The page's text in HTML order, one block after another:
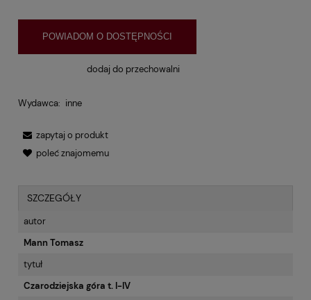
POWIADOM O DOSTĘPNOŚCI
dodaj do przechowalni
Wydawca: inne
zapytaj o produkt
poleć znajomemu
SZCZEGÓŁY
autor
Mann Tomasz
tytuł
Czarodziejska góra t. I-IV